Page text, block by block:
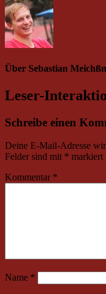
Über Sebastian
Leser-
Schreibe einen
Deine E-Mail-Adresse
Felder sind mit * markiert
Kommentar *
Name *